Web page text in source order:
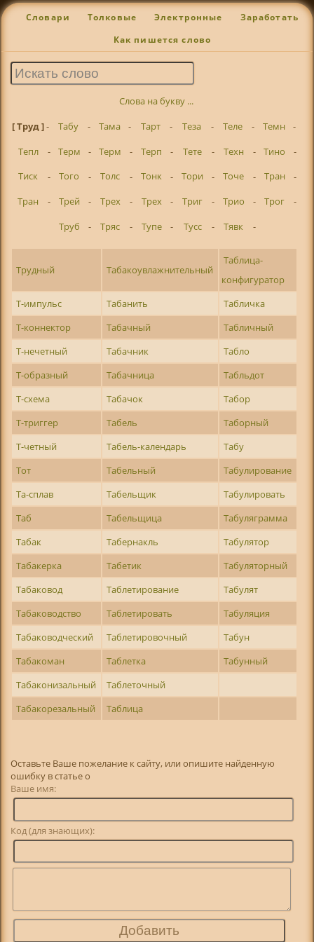
Словари Толковые Электронные Заработать
Как пишется слово
Слова на букву ...
[ Труд ]- Табу - Тама - Тарт - Теза - Теле - Темн
-
Тепл
- Терм - Терм - Терп - Тете - Техн - Тино
-
Тиск
- Того - Толс - Тонк - Тори - Точе - Тран
-
Тран
- Трей - Трех - Трех - Триг - Трио - Трог
-
Труб
- Тряс - Тупе - Тусс - Тявк -
Трудный Табакоувлажнительный
Таблица-
конфигуратор
Т-импульс
Табанить
Табличка
Т-коннектор
Табачный
Табличный
Т-нечетный
Табачник
Табло
Т-образный
Табачница
Табльдот
Т-схема
Табачок
Табор
Т-триггер
Табель
Таборный
Т-четный
Табель-календарь
Табу
Тот
Табельный
Табулирование
Та-сплав
Табельщик
Табулировать
Таб
Табельщица
Табуляграмма
Табак
Табернакль
Табулятор
Табакерка
Табетик
Табуляторный
Табаковод
Таблетирование
Табулят
Табаководство
Таблетировать
Табуляция
Табаководческий
Таблетировочный
Табун
Табакоман
Таблетка
Табунный
Табаконизальный
Таблеточный
Табакорезальный
Таблица
Оставьте Ваше пожелание к сайту, или опишите найденную
ошибку в статье о
Ваше имя:
Код (для знающих):